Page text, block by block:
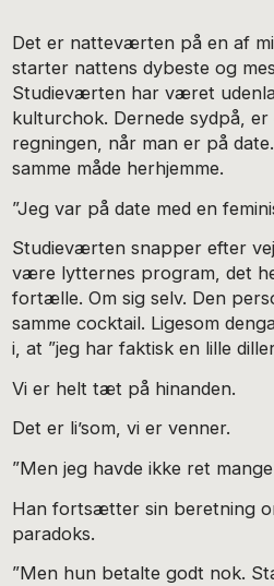
Det er natteværten på en af
starter nattens dybeste og
Studieværten har været
kulturchok. Dernede sydpå,
regningen, når man er på
samme måde herhjemme.
”Jeg var på date med en
Studieværten snapper efter
være lytternes program, det
fortælle. Om sig selv. Den
samme cocktail. Ligesom
i, at ”jeg har faktisk en lille
Vi er helt tæt på hinanden.
Det er li’som, vi er venner.
”Men jeg havde ikke ret
Han fortsætter sin beretning
paradoks.
”Men hun betalte godt nok.